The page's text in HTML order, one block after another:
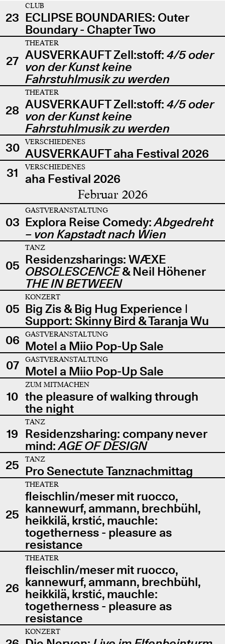
23
CLUB
ECLIPSE BOUNDARIES: Outer
Boundary - Chapter Two
27
THEATER
AUSVERKAUFT Zell:stoff: 4/5 oder
von der Kunst keine
Fahrstuhlmusik zu werden
28
THEATER
AUSVERKAUFT Zell:stoff: 4/5 oder
von der Kunst keine
Fahrstuhlmusik zu werden
30
VERSCHIEDENES
AUSVERKAUFT aha Festival 2026
31
VERSCHIEDENES
aha Festival 2026
Februar 2026
03
GASTVERANSTALTUNG
Explora Reise Comedy:Abgedreht
– von Kapstadt nach Wien
05
TANZ
Residenzsharings: WÆXE
OBSOLESCENCE& Neil Höhener
THE IN BETWEEN
05
KONZERT
Big Zis & Big Hug Experience |
Support: Skinny Bird & Taranja Wu
06
GASTVERANSTALTUNG
Motel a Miio Pop-Up Sale
07
GASTVERANSTALTUNG
Motel a Miio Pop-Up Sale
10
ZUM MITMACHEN
the pleasure of walking through
the night
19
TANZ
Residenzsharing: company never
mind:AGE OF DESIGN
25
TANZ
Pro Senectute Tanznachmittag
25
THEATER
fleischlin/meser mit ruocco,
kannewurf, ammann, brechbühl,
heikkilä, krstić, mauchle:
togetherness - pleasure as
resistance
26
THEATER
fleischlin/meser mit ruocco,
kannewurf, ammann, brechbühl,
heikkilä, krstić, mauchle:
togetherness - pleasure as
resistance
KONZERT